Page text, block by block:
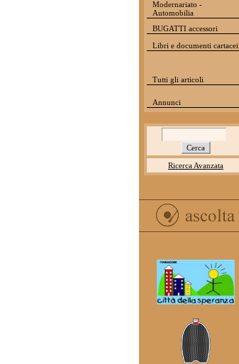
Modernariato -
Automobilia
BUGATTI accessori
Libri e documenti cartacei
Tutti gli articoli
Annunci
Ricerca Avanzata